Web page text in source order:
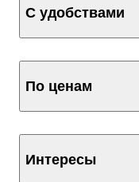
С удобствами
По ценам
Интересы